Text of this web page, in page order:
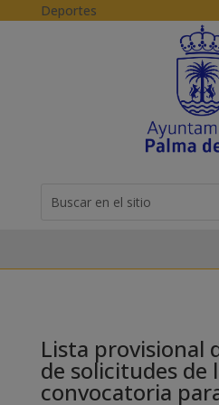
Skip to content
Deportes
for...
Lista provisional
de solicitudes de
convocatoria